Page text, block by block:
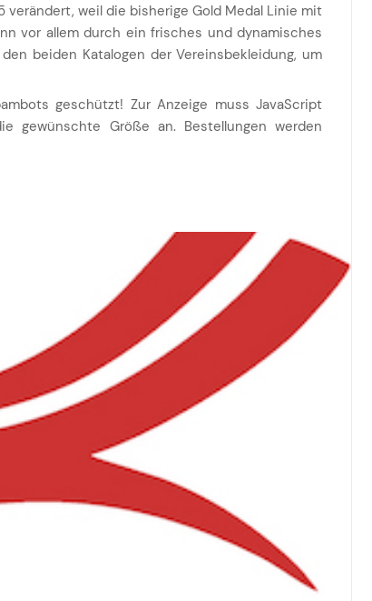
verändert, weil die bisherige Gold Medal Linie mit
vor allem durch ein frisches und dynamisches
beiden Katalogen der Vereinsbekleidung, um
geschützt! Zur Anzeige muss JavaScript
Größe an. Bestellungen werden